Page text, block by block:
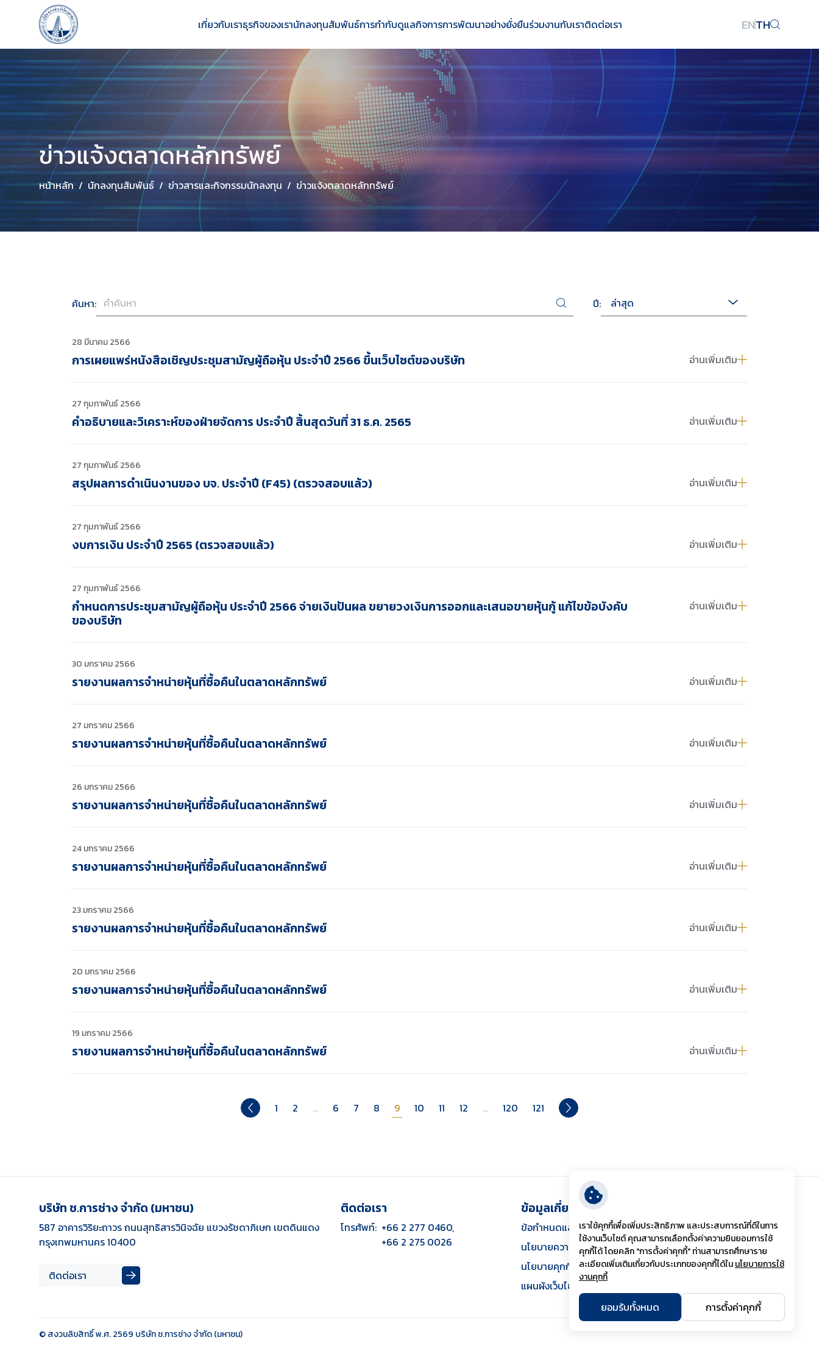
เกี่ยวกับเราธุรกิจของเรานักลงทุนสัมพันธ์การกำกับดูแลกิจการการพัฒนาอย่างยั่งยืนร่วมงานกับเราติดต่อเรา ENTH
ข่าวแจ้งตลาดหลักทรัพย์
หน้าหลัก นักลงทุนสัมพันธ์ ข่าวสารและกิจกรรมนักลงทุน ข่าวแจ้งตลาดหลักทรัพย์
ค้นหา: ปี: ล่าสุด
28 มีนาคม 2566
การเผยแพร่หนังสือเชิญประชุมสามัญผู้ถือหุ้น ประจำปี 2566 ขึ้นเว็บไซต์ของบริษัท อ่านเพิ่มเติม
27 กุมภาพันธ์ 2566
คำอธิบายและวิเคราะห์ของฝ่ายจัดการ ประจำปี สิ้นสุดวันที่ 31 ธ.ค. 2565 อ่านเพิ่มเติม
27 กุมภาพันธ์ 2566
สรุปผลการดำเนินงานของ บจ. ประจำปี (F45) (ตรวจสอบแล้ว) อ่านเพิ่มเติม
27 กุมภาพันธ์ 2566
งบการเงิน ประจำปี 2565 (ตรวจสอบแล้ว) อ่านเพิ่มเติม
27 กุมภาพันธ์ 2566
กำหนดการประชุมสามัญผู้ถือหุ้น ประจำปี 2566 จ่ายเงินปันผล ขยายวงเงินการออกและเสนอขายหุ้นกู้ แก้ไขข้อบังคับ
ของบริษัท
อ่านเพิ่มเติม
30 มกราคม 2566
รายงานผลการจำหน่ายหุ้นที่ซื้อคืนในตลาดหลักทรัพย์ อ่านเพิ่มเติม
27 มกราคม 2566
รายงานผลการจำหน่ายหุ้นที่ซื้อคืนในตลาดหลักทรัพย์ อ่านเพิ่มเติม
26 มกราคม 2566
รายงานผลการจำหน่ายหุ้นที่ซื้อคืนในตลาดหลักทรัพย์ อ่านเพิ่มเติม
24 มกราคม 2566
รายงานผลการจำหน่ายหุ้นที่ซื้อคืนในตลาดหลักทรัพย์ อ่านเพิ่มเติม
23 มกราคม 2566
รายงานผลการจำหน่ายหุ้นที่ซื้อคืนในตลาดหลักทรัพย์ อ่านเพิ่มเติม
20 มกราคม 2566
รายงานผลการจำหน่ายหุ้นที่ซื้อคืนในตลาดหลักทรัพย์ อ่านเพิ่มเติม
19 มกราคม 2566
รายงานผลการจำหน่ายหุ้นที่ซื้อคืนในตลาดหลักทรัพย์ อ่านเพิ่มเติม
1 2 ... 6 7 8 9 10 11 12 ... 120 121
บริษัท ช.การช่าง จำกัด (มหาชน)
587 อาคารวิริยะถาวร ถนนสุทธิสารวินิจฉัย แขวงรัชดาภิเษก เขตดินแดง
กรุงเทพมหานคร 10400
ติดต่อเรา
ติดต่อเรา
โทรศัพท์: +66 2 277 0460,
+66 2 275 0026
ข้อมูลเกี่ยวกับเว็บไซต์
ข้อกำหนดและเงื่อนไข
นโยบายความเป็นส่วนตัว
นโยบายคุกกี้
แผนผังเว็บไซต์
© สงวนลิขสิทธิ์ พ.ศ. 2569 บริษัท ช.การช่าง จำกัด (มหาชน)
เราใช้คุกกี้เพื่อเพิ่มประสิทธิภาพ และประสบการณ์ที่ดีในการ
ใช้งานเว็บไซต์ คุณสามารถเลือกตั้งค่าความยินยอมการใช้
คุกกี้ได้ โดยคลิก "การตั้งค่าคุกกี้" ท่านสามารถศึกษาราย
ละเอียดเพิ่มเติมเกี่ยวกับประเภทของคุกกี้ได้ในนโยบายการใช้
งานคุกกี้
ยอมรับทั้งหมด การตั้งค่าคุกกี้